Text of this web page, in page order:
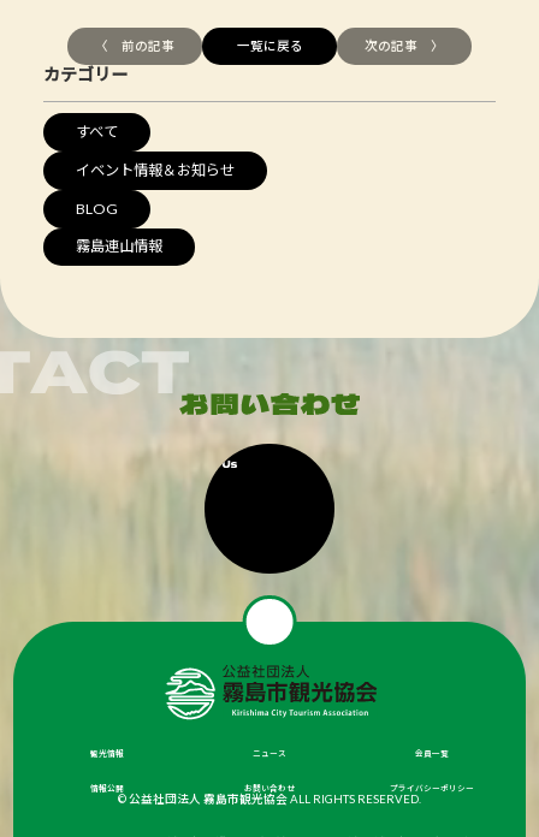
〈 前の記事 一覧に戻る 次の記事 〉
カテゴリー
すべて
イベント情報＆お知らせ
BLOG
霧島連山情報
観光情報 ニュース 会員一覧
情報公開 お問い合わせ プライバシーポリシー
© 公益社団法人 霧島市観光協会 ALL RIGHTS RESERVED.